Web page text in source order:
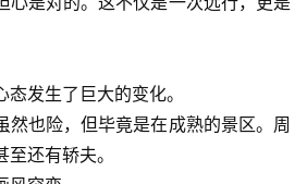
发生了巨大的变化。
然也险，但毕竟是在成熟的景区。周
还有轿夫。